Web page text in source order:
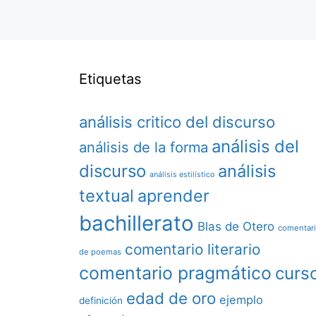
Etiquetas
análisis critico del discurso
análisis de la forma análisis del
discurso análisis estilístico análisis
textual aprender
bachillerato Blas de Otero
de poemas comentario literario
comentario pragmático
definición edad de oro ejemplo